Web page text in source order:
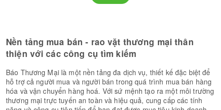
Nền tảng mua bán - rao vặt thương mại thân
thiện với các công cụ tìm kiếm
Báo Thương Mại là một nền tảng đa dịch vụ, thiết kế đặc biệt để
hỗ trợ cả người mua và người bán trong quá trình mua bán hàng
hóa và vận chuyển hàng hoá. Với sứ mệnh tạo ra một môi trường
thương mại trực tuyến an toàn và hiệu quả, cung cấp các tính